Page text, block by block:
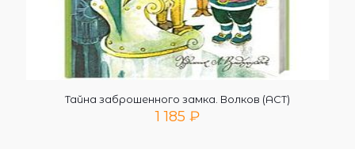
Тайна заброшенного замка. Волков (АСТ)
1 185 ₽